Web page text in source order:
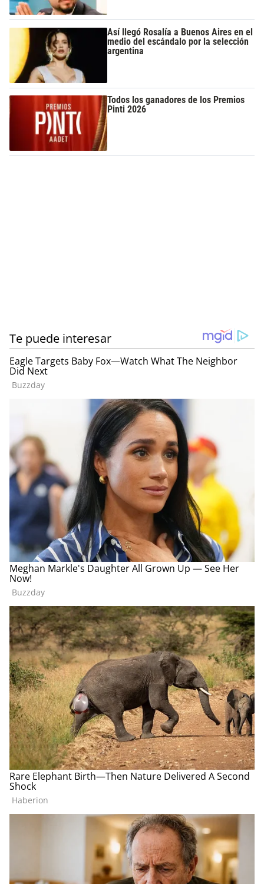
Así llegó Rosalía a Buenos Aires en el
medio del escándalo por la selección
argentina
Todos los ganadores de los Premios
Pinti 2026